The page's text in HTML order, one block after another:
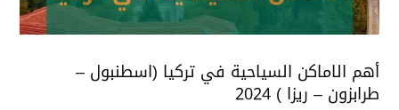
أهم الاماكن السياحية في تركيا (اسطنبول –
طرابزون – ريزا ) 2024